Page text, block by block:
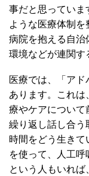
事だと思っていま
ような医療体制
病院を抱える自治
環境などが連関す
医療では、「ア
あります。これは
療やケアについて
繰り返し話し合う
時間をどう生きて
を使って、人工呼
という人もいれ